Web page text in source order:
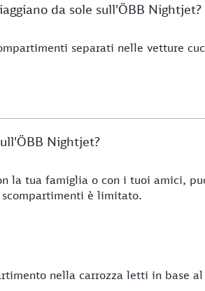
da sole sull'ÖBB Nightjet?
separati nelle vetture
Nightjet?
la tua famiglia o con i tuoi amici,
è limitato.
nella carrozza letti in base